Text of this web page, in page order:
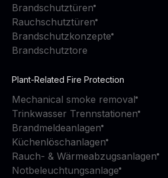
Brandschutztüren
Rauchschutztüren
Brandschutzkonzepte
Brandschutztore
Plant-Related Fire Protection
Mechanical smoke removal
Trinkwasser Trennstationen
Brandmeldeanlagen
Küchenlöschanlagen
Rauch- & Wärmeabzugsanlagen
Notbeleuchtungsanlage